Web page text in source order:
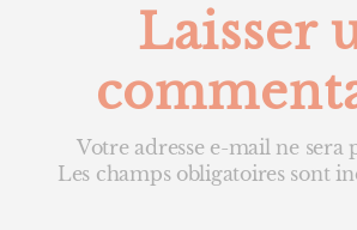
Laisser
Votre adresse e-mail ne sera
Les champs obligatoires sont